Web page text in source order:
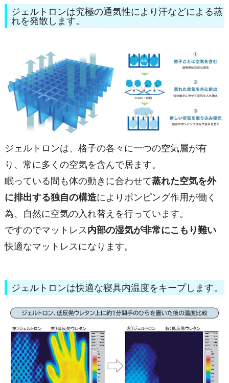
ジェルトロンは究極の通気性により汗などによる蒸
れを発散します。
ジェルトロンは、格子の各々に一つの空気層が有
り、常に多くの空気を含んで居ます。
眠っている間も体の動きに合わせて蒸れた空気を外
に排出する独自の構造によりポンピング作用が働く
為、自然に空気の入れ替えを行っています。
ですのでマットレス 内部の湿気が非常にこもり難い
快適なマットレスになります。
ジェルトロンは快適な寝具内温度をキープします。